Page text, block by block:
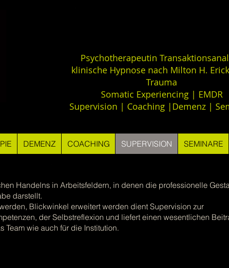
Psychotherapeutin
klinische Hypnose nach Milton H.
Trauma
Somatic Experiencing | EMDR
Supervision | Coaching |Demenz |
Handelns in Arbeitsfeldern, in denen die professionelle
darstellt.
Blickwinkel erweitert werden dient Supervision zur
der Selbstreflexion und liefert einen wesentlichen
wie auch für die Institution.
DEMENZ COACHING SUPERVISION SEMINARE